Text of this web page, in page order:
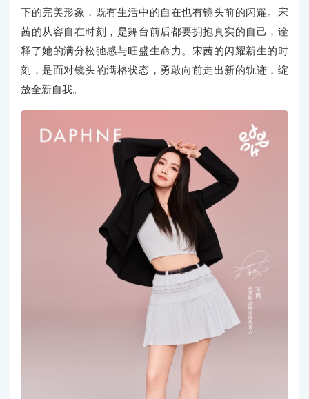
下的完美形象，既有生活中的自在也有镜头前的闪耀。宋
茜的从容自在时刻，是舞台前后都要拥抱真实的自己，诠
释了她的满分松弛感与旺盛生命力。宋茜的闪耀新生的时
刻，是面对镜头的满格状态，勇敢向前走出新的轨迹，绽
放全新自我。